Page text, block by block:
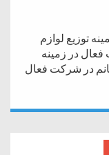
توزیع لوازم
در زمینه
در شرکت فعال